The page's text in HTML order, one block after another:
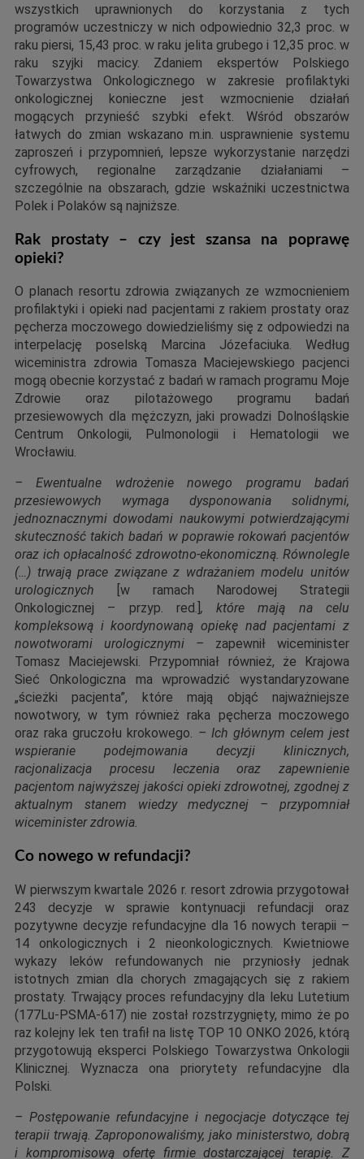
wszystkich uprawnionych do korzystania z tych
programów uczestniczy w nich odpowiednio 32,3 proc. w
raku piersi, 15,43 proc. w raku jelita grubego i 12,35 proc. w
raku szyjki macicy. Zdaniem ekspertów Polskiego
Towarzystwa Onkologicznego w zakresie profilaktyki
onkologicznej konieczne jest wzmocnienie działań
mogących przynieść szybki efekt. Wśród obszarów
łatwych do zmian wskazano m.in. usprawnienie systemu
zaproszeń i przypomnień, lepsze wykorzystanie narzędzi
cyfrowych, regionalne zarządzanie działaniami –
szczególnie na obszarach, gdzie wskaźniki uczestnictwa
Polek i Polaków są najniższe.
Rak prostaty – czy jest szansa na poprawę
opieki?
O planach resortu zdrowia związanych ze wzmocnieniem
profilaktyki i opieki nad pacjentami z rakiem prostaty oraz
pęcherza moczowego dowiedzieliśmy się z odpowiedzi na
interpelację poselską Marcina Józefaciuka. Według
wiceministra zdrowia Tomasza Maciejewskiego pacjenci
mogą obecnie korzystać z badań w ramach programu Moje
Zdrowie oraz pilotażowego programu badań
przesiewowych dla mężczyzn, jaki prowadzi Dolnośląskie
Centrum Onkologii, Pulmonologii i Hematologii we
Wrocławiu.
– Ewentualne wdrożenie nowego programu badań
przesiewowych wymaga dysponowania solidnymi,
jednoznacznymi dowodami naukowymi potwierdzającymi
skuteczność takich badań w poprawie rokowań pacjentów
oraz ich opłacalność zdrowotno-ekonomiczną. Równolegle
(…) trwają prace związane z wdrażaniem modelu unitów
urologicznych
[w ramach Narodowej Strategii
Onkologicznej – przyp. red.] , które mają na celu
kompleksową i koordynowaną opiekę nad pacjentami z
nowotworami urologicznymi – zapewnił wiceminister
Tomasz Maciejewski. Przypomniał również, że Krajowa
Sieć Onkologiczna ma wprowadzić wystandaryzowane
„ścieżki pacjenta”, które mają objąć najważniejsze
nowotwory, w tym również raka pęcherza moczowego
oraz raka gruczołu krokowego. – Ich głównym celem jest
wspieranie podejmowania decyzji klinicznych,
racjonalizacja procesu leczenia oraz zapewnienie
pacjentom najwyższej jakości opieki zdrowotnej, zgodnej z
aktualnym stanem wiedzy medycznej – przypomniał
wiceminister zdrowia.
Co nowego w refundacji?
W pierwszym kwartale 2026 r. resort zdrowia przygotował
243 decyzje w sprawie kontynuacji refundacji oraz
pozytywne decyzje refundacyjne dla 16 nowych terapii –
14 onkologicznych i 2 nieonkologicznych. Kwietniowe
wykazy leków refundowanych nie przyniosły jednak
istotnych zmian dla chorych zmagających się z rakiem
prostaty. Trwający proces refundacyjny dla leku Lutetium
(177Lu-PSMA-617) nie został rozstrzygnięty, mimo że po
raz kolejny lek ten trafił na listę TOP 10 ONKO 2026, którą
przygotowują eksperci Polskiego Towarzystwa Onkologii
Klinicznej. Wyznacza ona priorytety refundacyjne dla
Polski.
– Postępowanie refundacyjne i negocjacje dotyczące tej
terapii trwają. Zaproponowaliśmy, jako ministerstwo, dobrą
i kompromisową ofertę firmie dostarczającej terapię. Z